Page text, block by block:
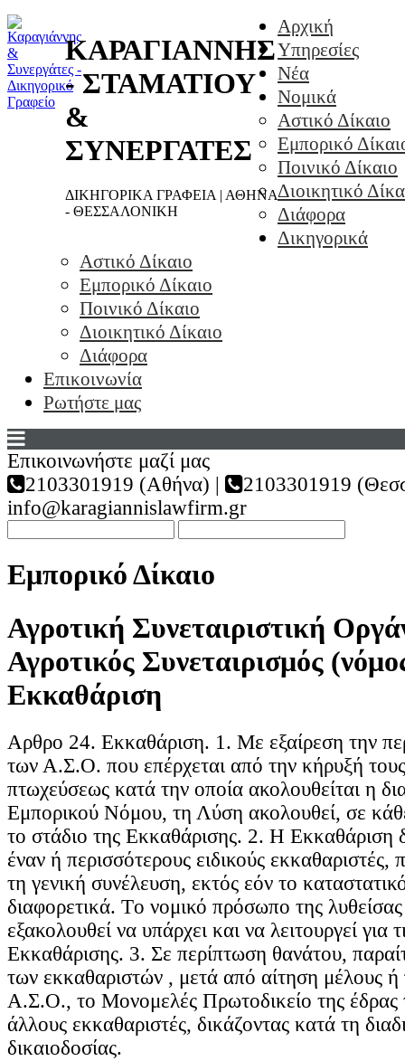
ΚΑΡΑΓΙΑΝΝΗΣ
- ΣΤΑΜΑΤΙΟΥ
&
ΣΥΝΕΡΓΑΤΕΣ
ΔΙΚΗΓΟΡΙΚΑ ΓΡΑΦΕΙΑ | ΑΘΗΝΑ
- ΘΕΣΣΑΛΟΝΙΚΗ
Αρχική
Υπηρεσίες
Νέα
Νομικά
Αστικό Δίκαιο
Εμπορικό
Ποινικό Δίκαιο
Διοικητικό
Διάφορα
Δικηγορικά
Αστικό Δίκαιο
Εμπορικό Δίκαιο
Ποινικό Δίκαιο
Διοικητικό Δίκαιο
Διάφορα
Επικοινωνία
Ρωτήστε μας
Επικοινωνήστε μαζί μας
2103301919 (Αθήνα) |
2103301919
info@karagiannislawfirm.gr
Εμπορικό Δίκαιο
Αγροτική Συνεταιριστική
Αγροτικός Συνεταιρισμός
Εκκαθάριση
Αρθρο 24. Εκκαθάριση. 1. Με εξαίρεση την
των Α.Σ.Ο. που επέρχεται από την κήρυξή
πτωχεύσεως κατά την οποία ακολουθείται η
Εμπορικού Νόμου, τη Λύση ακολουθεί, σε
το στάδιο της Εκκαθάρισης. 2. Η Εκκαθάριση
έναν ή περισσότερους ειδικούς εκκαθαριστές,
τη γενική συνέλευση, εκτός εόν το
διαφορετικά. Τo νομικό πρόσωπο της
εξακολουθεί να υπάρχει και να λειτουργεί για
Εκκαθάρισης. 3. Σε περίπτωση θανάτου,
των εκκαθαριστών , μετά από αίτηση μέλους ή
Α.Σ.Ο., το Μονομελές Πρωτοδικείο της έδρας
άλλους εκκαθαριστές, δικάζοντας κατά τη
δικαιοδοσίας.